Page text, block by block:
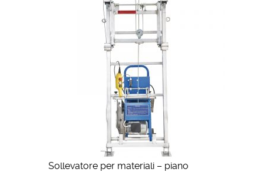
Sollevatore per materiali – piano